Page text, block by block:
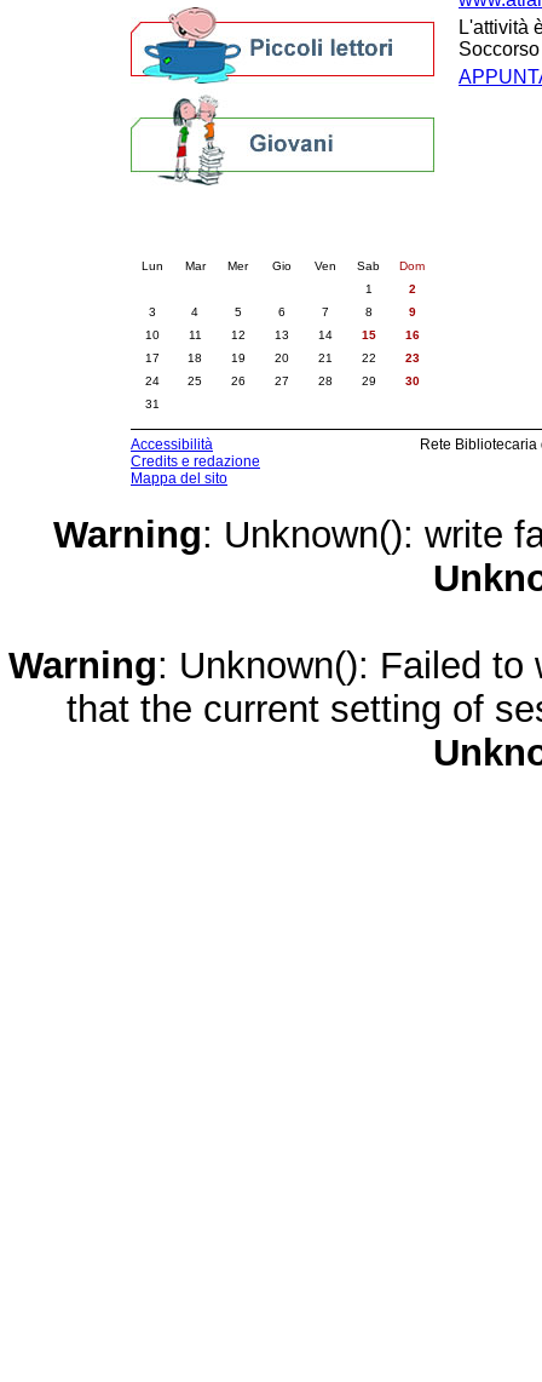
L'attività
Lun Mar Mer Gio Ven Sab
Dom
1
2
3
4 5 6 7 8
9
10
11 12 13 14 15
16
17
18 19 20 21 22
23
24
25 26 27 28 29
30
31
Accessibilità
Credits e redazione
Mappa del sito
Rete
Warning: Unknown(): write
Warning: Unknown(): Failed
that the current setting of